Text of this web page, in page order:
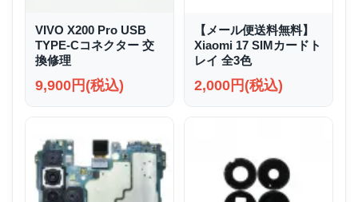
VIVO X200 Pro USB
TYPE-Cコネクター 交
換修理
9,900円(税込)
【メール便送料無料】
Xiaomi 17 SIMカードト
レイ 全3色
2,000円(税込)